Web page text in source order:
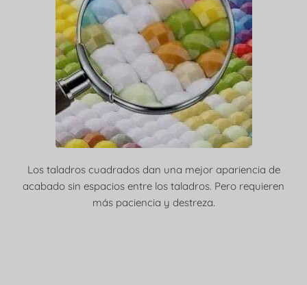
Los taladros cuadrados dan una mejor apariencia de
acabado sin espacios entre los taladros. Pero requieren
más paciencia y destreza.